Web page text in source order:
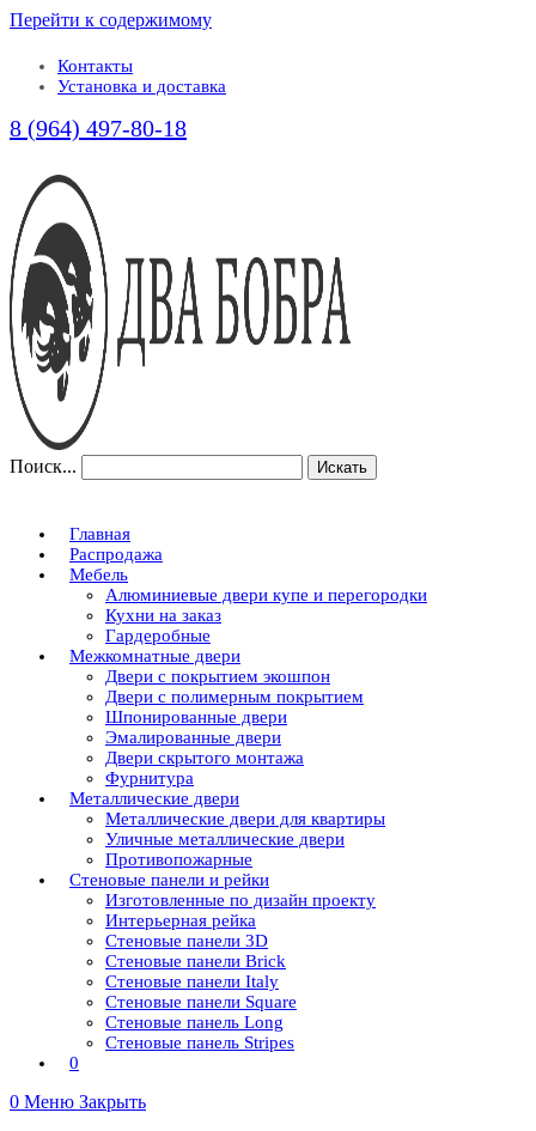
Перейти к содержимому
Контакты
Установка и доставка
8 (964) 497-80-18
Поиск... Искать
Главная
Распродажа
Мебель
Алюминиевые двери купе и перегородки
Кухни на заказ
Гардеробные
Межкомнатные двери
Двери с покрытием экошпон
Двери с полимерным покрытием
Шпонированные двери
Эмалированные двери
Двери скрытого монтажа
Фурнитура
Металлические двери
Металлические двери для квартиры
Уличные металлические двери
Противопожарные
Стеновые панели и рейки
Изготовленные по дизайн проекту
Интерьерная рейка
Стеновые панели 3D
Стеновые панели Brick
Стеновые панели Italy
Стеновые панели Square
Стеновые панель Long
Стеновые панель Stripes
0
0 Меню Закрыть